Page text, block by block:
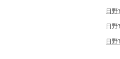
日野
日野
日野